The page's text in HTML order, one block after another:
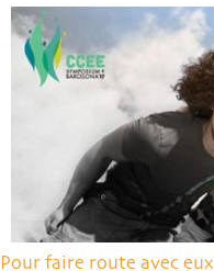
Pour faire route avec eux